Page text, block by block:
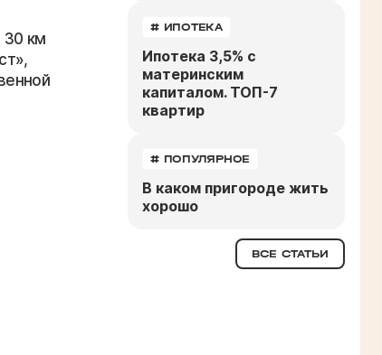
30 км
# ИПОТЕКА
Ипотека 3,5% с
материнским
капиталом. ТОП-7
квартир
# ПОПУЛЯРНОЕ
В каком пригороде жить
хорошо
ВСЕ СТАТЬИ